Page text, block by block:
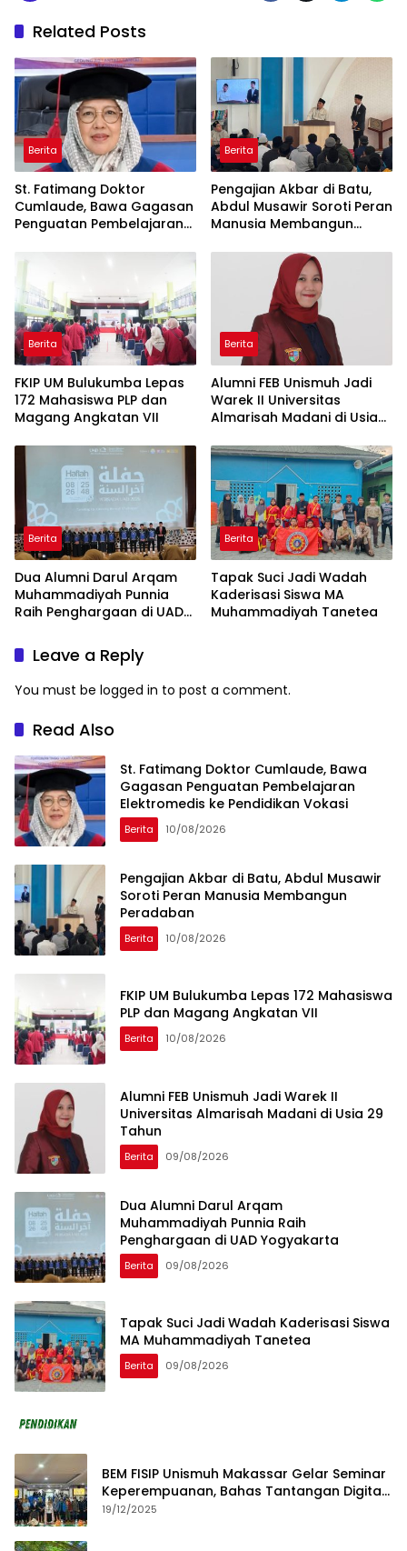
Related Posts
Berita
St. Fatimang Doktor
Cumlaude, Bawa Gagasan
Penguatan Pembelajaran
Vokasi
Berita
Pengajian Akbar di Batu,
Abdul Musawir Soroti Peran
Manusia Membangun
Berita
FKIP UM Bulukumba Lepas
172 Mahasiswa PLP dan
Magang Angkatan VII
Berita
Alumni FEB Unismuh Jadi
Warek II Universitas
Almarisah Madani di Usia
Berita
Dua Alumni Darul Arqam
Muhammadiyah Punnia
Raih Penghargaan di UAD
Berita
Tapak Suci Jadi Wadah
Kaderisasi Siswa MA
Muhammadiyah Tanetea
Leave a Reply
You must be logged in to post a comment.
Read Also
St. Fatimang Doktor Cumlaude, Bawa
Gagasan Penguatan Pembelajaran
Elektromedis ke Pendidikan Vokasi
Berita 10/08/2026
Pengajian Akbar di Batu, Abdul Musawir
Soroti Peran Manusia Membangun
Peradaban
Berita 10/08/2026
FKIP UM Bulukumba Lepas 172 Mahasiswa
PLP dan Magang Angkatan VII
Berita 10/08/2026
Alumni FEB Unismuh Jadi Warek II
Universitas Almarisah Madani di Usia 29
Tahun
Berita 09/08/2026
Dua Alumni Darul Arqam
Muhammadiyah Punnia Raih
Penghargaan di UAD Yogyakarta
Berita 09/08/2026
Tapak Suci Jadi Wadah Kaderisasi Siswa
MA Muhammadiyah Tanetea
Berita 09/08/2026
BEM FISIP Unismuh Makassar Gelar Seminar
Keperempuanan, Bahas Tantangan Digital
dan Budaya Lokal
19/12/2025